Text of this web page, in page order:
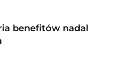
benefitów nadal